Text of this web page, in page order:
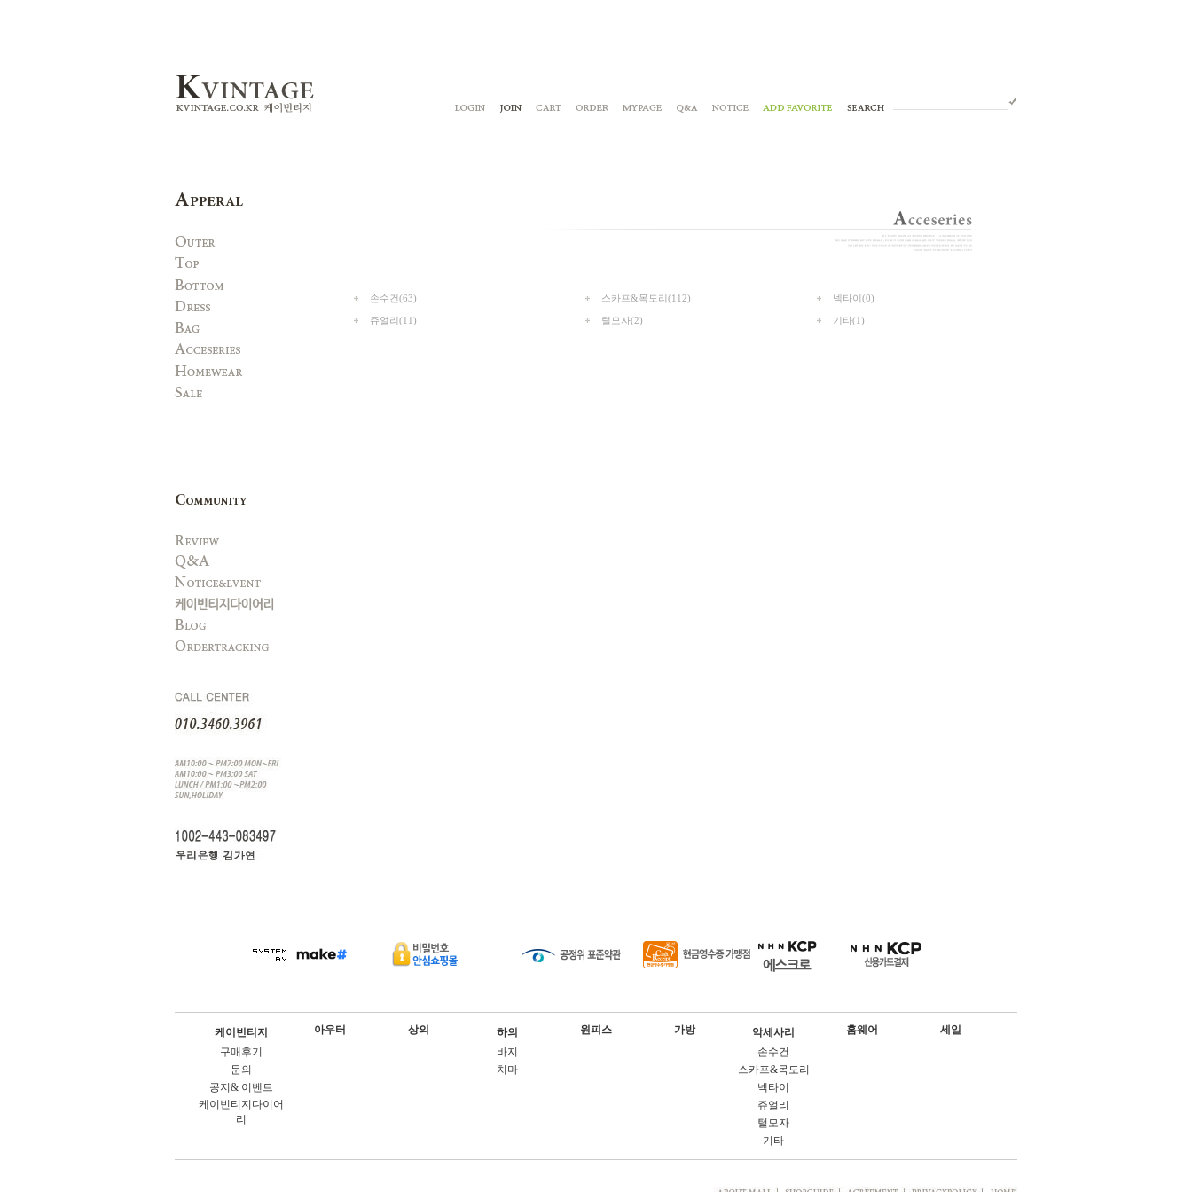
손수건(63) 스카프&목도리(112) 넥타이(0)
쥬얼리(11) 털모자(2) 기타(1)
케이빈티지
구매후기
문의
공지& 이벤트
케이빈티지다이어
리
아우터 상의
하의
바지
치마
원피스 가방
악세사리
손수건
스카프&목도리
넥타이
쥬얼리
털모자
기타
홈웨어 세일